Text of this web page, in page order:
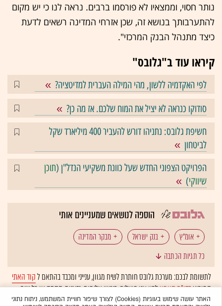
נותר חסוי, וממצאיו לא פורסמו ברבים. נראה לנו כי יש מקום
להתערבותך בנושא זה, שכן אזרחי המדינה רשאים לדעת
כיצד מתנהל הבנק המרכזי".
קיראו עוד ב"גלובס"
לפי האקדמיה ללשון, מהי המילה העברית למדיטציה?
סודוקו כנראה לא יציל את המוח שלכם. אז מה כן?
חשיפת גלובס: נתניהו דורש להעביר 400 מיליארד שקל
לביטחון
הפרויקט הצפוני החדש שעל כוונת משקיעי הנדל"ן (תוכן
שיווקי)
הוספה לנושאים שמעניינים אותי
אומ"ץ בנק ישראל מבקר המדינה
מיכה לינדנשטראוס
כל תגיות הכתבה
לתשומת לבכם: מערכת גלובס חותרת לשיח מגוון, ענייני ומכבד בהתאם לקוד האתי
המופיעבדו"ח האמוןלפיו אנו פועלים. ביטויי אלימות, גזענות, הסתה או כל שיח
בלתי הולם אחר מסוננים בצורהאוטומטיתולא יפורסמו באתר.
האתר עושה שימוש בעוגיות (Cookies) לצורך שיפור חוויית המשתמש, ניתוח נתוני